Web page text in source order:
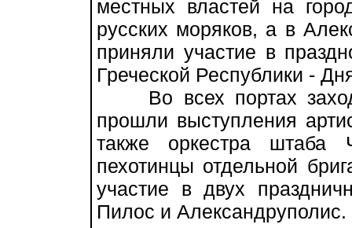
местных властей на
русских моряков, а в
приняли участие в
Греческой Республики -
Во всех портах
прошли выступления
также оркестра штаба
пехотинцы отдельной
участие в двух
Пилос и Александруполис.